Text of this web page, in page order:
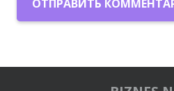
ОТПРАВИТЬ